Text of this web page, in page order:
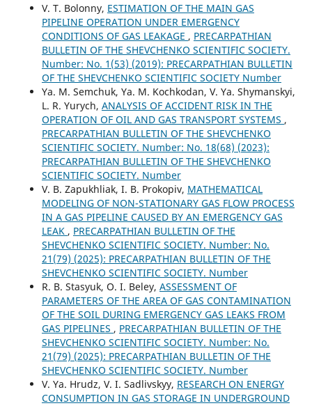
V. T. Bolonny, ESTIMATION OF THE MAIN GAS
PIPELINE OPERATION UNDER EMERGENCY
CONDITIONS OF GAS LEAKAGE , PRECARPATHIAN
BULLETIN OF THE SHEVCHENKO SCIENTIFIC SOCIETY.
Number: No. 1(53) (2019): PRECARPATHIAN BULLETIN
OF THE SHEVCHENKO SCIENTIFIC SOCIETY Number
Ya. M. Semchuk, Ya. M. Kochkodan, V. Ya. Shymanskyi,
L. R. Yurych, ANALYSIS OF ACCIDENT RISK IN THE
OPERATION OF OIL AND GAS TRANSPORT SYSTEMS ,
PRECARPATHIAN BULLETIN OF THE SHEVCHENKO
SCIENTIFIC SOCIETY. Number: No. 18(68) (2023):
PRECARPATHIAN BULLETIN OF THE SHEVCHENKO
SCIENTIFIC SOCIETY. Number
V. B. Zapukhliak, I. В. Prokopiv, MATHEMATICAL
MODELING OF NON-STATIONARY GAS FLOW PROCESS
IN A GAS PIPELINE CAUSED BY AN EMERGENCY GAS
LEAK , PRECARPATHIAN BULLETIN OF THE
SHEVCHENKO SCIENTIFIC SOCIETY. Number: No.
21(79) (2025): PRECARPATHIAN BULLETIN OF THE
SHEVCHENKO SCIENTIFIC SOCIETY. Number
R. B. Stasyuk, O. I. Beley, ASSESSMENT OF
PARAMETERS OF THE AREA OF GAS CONTAMINATION
OF THE SOIL DURING EMERGENCY GAS LEAKS FROM
GAS PIPELINES , PRECARPATHIAN BULLETIN OF THE
SHEVCHENKO SCIENTIFIC SOCIETY. Number: No.
21(79) (2025): PRECARPATHIAN BULLETIN OF THE
SHEVCHENKO SCIENTIFIC SOCIETY. Number
V. Ya. Hrudz, V. I. Sadlivskyy, RESEARCH ON ENERGY
CONSUMPTION IN GAS STORAGE IN UNDERGROUND